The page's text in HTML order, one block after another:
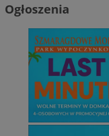
Ogłoszenia